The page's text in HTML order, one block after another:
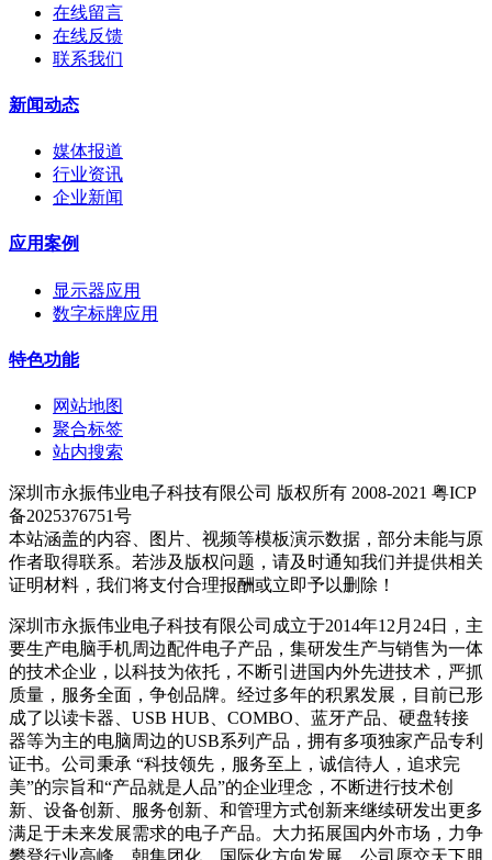
在线留言
在线反馈
联系我们
新闻动态
媒体报道
行业资讯
企业新闻
应用案例
显示器应用
数字标牌应用
特色功能
网站地图
聚合标签
站内搜索
深圳市永振伟业电子科技有限公司 版权所有 2008-2021 粤ICP
备2025376751号
本站涵盖的内容、图片、视频等模板演示数据，部分未能与原
作者取得联系。若涉及版权问题，请及时通知我们并提供相关
证明材料，我们将支付合理报酬或立即予以删除！
深圳市永振伟业电子科技有限公司成立于2014年12月24日，主
要生产电脑手机周边配件电子产品，集研发生产与销售为一体
的技术企业，以科技为依托，不断引进国内外先进技术，严抓
质量，服务全面，争创品牌。经过多年的积累发展，目前已形
成了以读卡器、USB HUB、COMBO、蓝牙产品、硬盘转接
器等为主的电脑周边的USB系列产品，拥有多项独家产品专利
证书。公司秉承 “科技领先，服务至上，诚信待人，追求完
美”的宗旨和“产品就是人品”的企业理念，不断进行技术创
新、设备创新、服务创新、和管理方式创新来继续研发出更多
满足于未来发展需求的电子产品。大力拓展国内外市场，力争